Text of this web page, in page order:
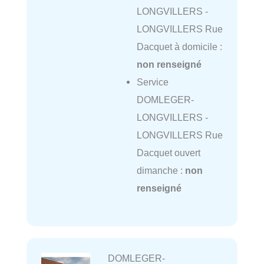
LONGVILLERS -
LONGVILLERS Rue
Dacquet à domicile :
non renseigné
Service
DOMLEGER-
LONGVILLERS -
LONGVILLERS Rue
Dacquet ouvert
dimanche : non
renseigné
DOMLEGER-